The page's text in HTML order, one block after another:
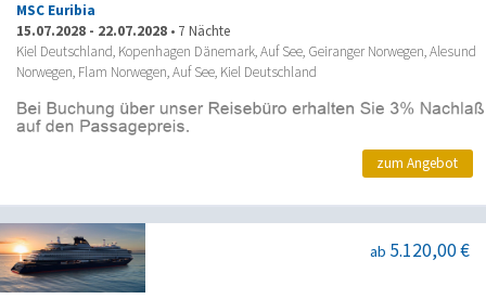
MSC Euribia
15.07.2028 - 22.07.2028 • 7 Nächte
Kiel Deutschland, Kopenhagen Dänemark, Auf See, Geiranger Norwegen, Alesund
Norwegen, Flam Norwegen, Auf See, Kiel Deutschland
zum Angebot
ab 5.120,00 €